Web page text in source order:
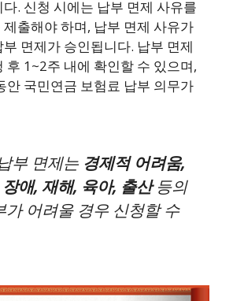
. 신청 시에는 납부 면제 사유를
출해야 하며, 납부 면제 사유가
면제가 승인됩니다. 납부 면제
후 1~2주 내에 확인할 수 있으며,
안 국민연금 보험료 납부 의무가
부 면제는 경제적 어려움,
애, 재해, 육아, 출산등의
가 어려울 경우 신청할 수